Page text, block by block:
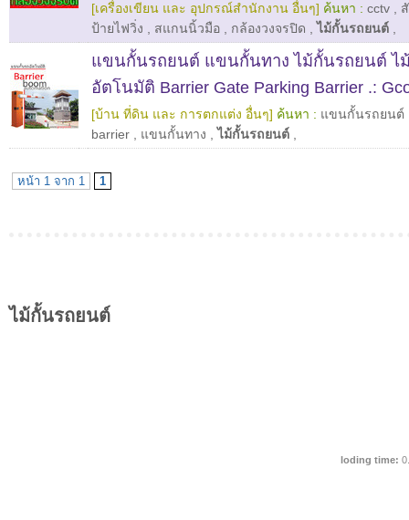
[เครื่องเขียน และ อุปกรณ์สำนักงาน อื่นๆ] ค้นหา : cctv
ป้ายไฟวิ่ง
สแกนนิ้วมือ กล้องวงจรปิด ,ไม้กั้นรถยนต์
แขนกั้นรถยนต์ แขนกั้นทาง ไม้กั้นรถยนต์ ไ
อัตโนมัติ Barrier Gate Parking Barrier .:
[บ้าน ที่ดิน และ การตกแต่ง อื่นๆ] ค้นหา : แขนกั้นรถยนต์
barrier
แขนกั้นทาง ,ไม้กั้นรถยนต์
หน้า 1 จาก 1 1
ไม้กั้นรถยนต์
loding time: